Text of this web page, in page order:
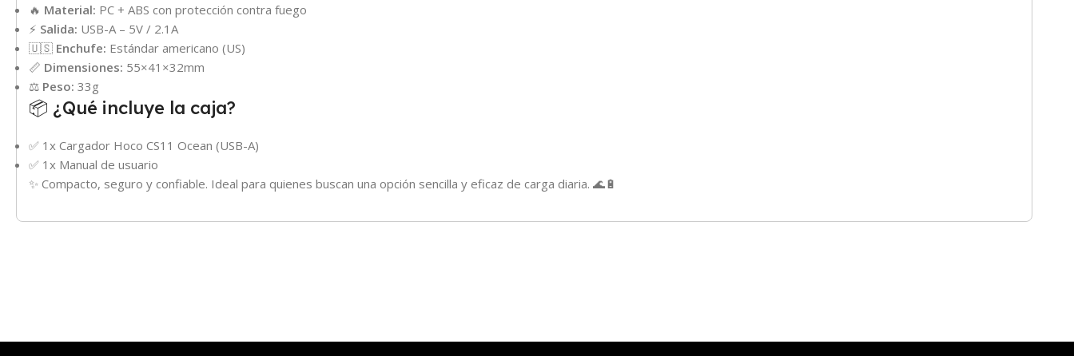
🔥 Material: PC + ABS con protección contra fuego
⚡ Salida: USB-A – 5V / 2.1A
🇺🇸 Enchufe: Estándar americano (US)
📏 Dimensiones: 55×41×32mm
⚖️ Peso: 33g
📦 ¿Qué incluye la caja?
✅ 1x Cargador Hoco CS11 Ocean (USB-A)
✅ 1x Manual de usuario
✨ Compacto, seguro y confiable. Ideal para quienes buscan una opción sencilla y eficaz de carga diaria. 🌊🔋